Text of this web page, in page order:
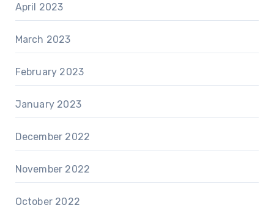
April 2023
March 2023
February 2023
January 2023
December 2022
November 2022
October 2022